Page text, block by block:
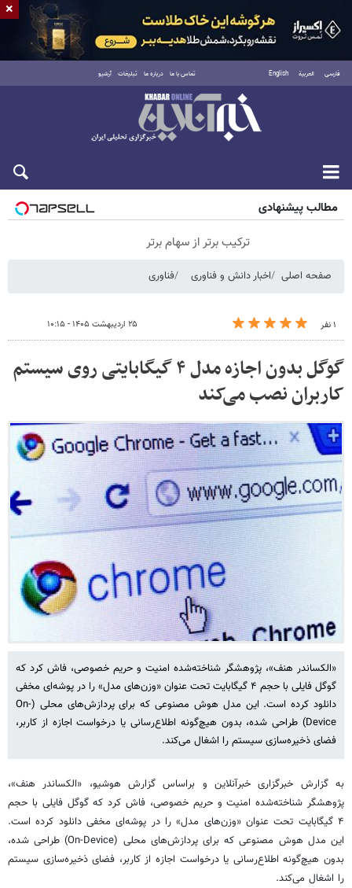
فارسی العربية English تماس با ما درباره ما تبلیغات آرشیو
شنبه ۱۷ مرداد ۱۴۰۵
مطالب پیشنهادی
ترکیب برتر از سهام برتر
صفحه اصلی اخبار دانش و فناوری فناوری
۱ نفر ۲۵ اردیبهشت ۱۴۰۵ - ۱۰:۱۵
گوگل بدون اجازه مدل ۴ گیگابایتی روی سیستم
کاربران نصب می‌کند
«الکساندر هنف»، پژوهشگر شناخته‌شده امنیت و حریم خصوصی، فاش کرد که
گوگل فایلی با حجم ۴ گیگابایت تحت عنوان «وزن‌های مدل» را در پوشه‌ای مخفی
دانلود کرده است. این مدل هوش مصنوعی که برای پردازش‌های محلی (On-
Device) طراحی شده، بدون هیچ‌گونه اطلاع‌رسانی یا درخواست اجازه از کاربر،
فضای ذخیره‌سازی سیستم را اشغال می‌کند.
به گزارش خبرگزاری خبرآنلاین و براساس گزارش هوشیو، «الکساندر هنف»،
پژوهشگر شناخته‌شده امنیت و حریم خصوصی، فاش کرد که گوگل فایلی با حجم
۴ گیگابایت تحت عنوان «وزن‌های مدل» را در پوشه‌ای مخفی دانلود کرده است.
این مدل هوش مصنوعی که برای پردازش‌های محلی (On-Device) طراحی شده،
بدون هیچ‌گونه اطلاع‌رسانی یا درخواست اجازه از کاربر، فضای ذخیره‌سازی سیستم
را اشغال می‌کند.
×